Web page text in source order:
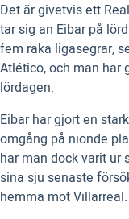
Det är givetvis ett
tar sig an Eibar på
fem raka ligasegrar,
Atlético, och man har
lördagen.
Eibar har gjort en
omgång på nionde
har man dock varit ur
sina sju senaste
hemma mot Villarreal.